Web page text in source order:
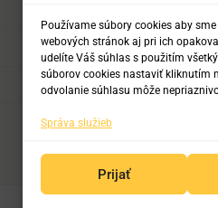
Používame súbory cookies aby
webových stránok aj pri ich
udelíte Váš súhlas s použitím
súborov cookies nastaviť kliknutím
odvolanie súhlasu môže
Správa služieb
Prijať
+421 2 204 71 217
+421 2 204 71 222
+421 918 817 141